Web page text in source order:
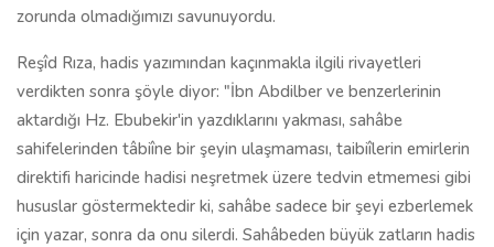
zorunda olmadığımızı savunuyordu.
Reşîd Rıza, hadis yazımından kaçınmakla ilgili rivayetleri
verdikten sonra şöyle diyor: "İbn Abdilber ve benzerlerinin
aktardığı Hz. Ebubekir'in yazdıklarını yakması, sahâbe
sahifelerinden tâbiîne bir şeyin ulaşmaması, taibiîlerin emirlerin
direktifi haricinde hadisi neşretmek üzere tedvin etmemesi gibi
hususlar göstermektedir ki, sahâbe sadece bir şeyi ezberlemek
için yazar, sonra da onu silerdi. Sahâbeden büyük zatların hadis